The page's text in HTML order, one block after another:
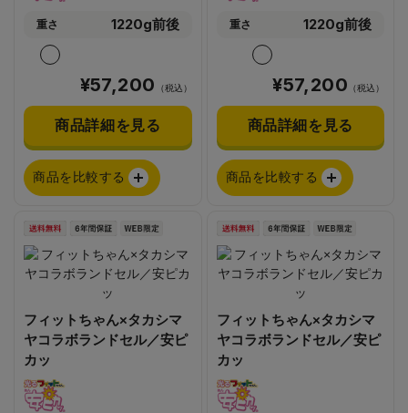
重さ 1220g前後
¥57,200 （税込）
商品詳細を見る
商品を比較する
重さ 1220g前後
¥57,200 （税込）
商品詳細を見る
商品を比較する
フィットちゃん×タカシマ
ヤコラボランドセル／安ピ
カッ
フィットちゃん×タカシマ
ヤコラボランドセル／安ピ
カッ